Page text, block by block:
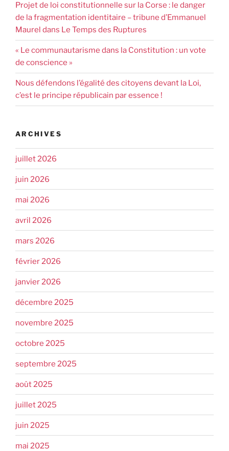
Projet de loi constitutionnelle sur la Corse : le danger
de la fragmentation identitaire – tribune d’Emmanuel
Maurel dans Le Temps des Ruptures
« Le communautarisme dans la Constitution : un vote
de conscience »
Nous défendons l’égalité des citoyens devant la Loi,
c’est le principe républicain par essence !
ARCHIVES
juillet 2026
juin 2026
mai 2026
avril 2026
mars 2026
février 2026
janvier 2026
décembre 2025
novembre 2025
octobre 2025
septembre 2025
août 2025
juillet 2025
juin 2025
mai 2025